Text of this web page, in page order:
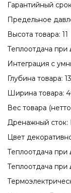
Гарантийный
Предельное
Высота товара: 11
Теплоотдача при
Интеграция с
Глубина товара:
Ширина товара:
Вес товара
Дренажный сток:
Цвет
Теплоотдача при
Теплоотдача при